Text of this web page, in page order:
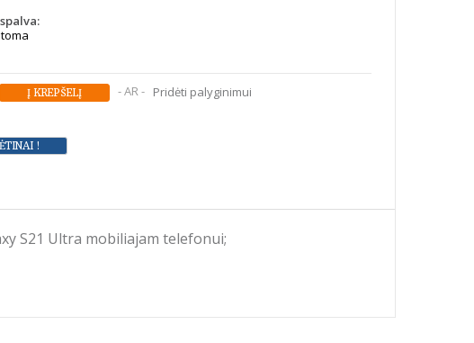
- AR - Pridėti palyginimui
S21 Ultra mobiliajam telefonui;